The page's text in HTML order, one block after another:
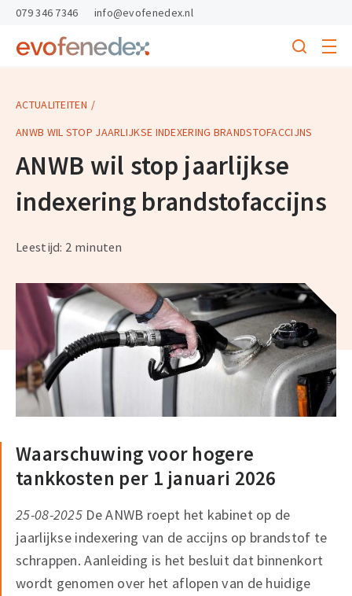
skipToContent
skipToFooter
Return
homepage
Search
menu
079 346 7346 info@evofenedex.nl
ACTUALITEITEN
ANWB WIL STOP JAARLIJKSE INDEXERING BRANDSTOFACCIJNS
ANWB wil stop jaarlijkse
indexering brandstofaccijns
Leestijd: 2 minuten
Waarschuwing voor hogere
tankkosten per 1 januari 2026
25-08-2025 De ANWB roept het kabinet op de
jaarlijkse indexering van de accijns op brandstof te
schrappen. Aanleiding is het besluit dat binnenkort
wordt genomen over het aflopen van de huidige